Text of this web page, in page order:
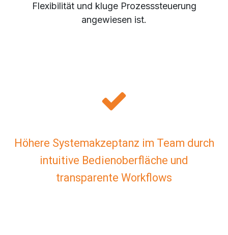
Flexibilität und kluge Prozesssteuerung
angewiesen ist.
Höhere Systemakzeptanz im Team durch
intuitive Bedienoberfläche und
transparente Workflows